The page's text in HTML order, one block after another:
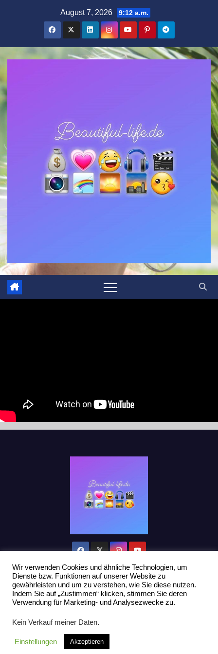
August 7, 2026 9:12 a.m.
Stolz präsentiert von WordPress|Theme: Newsup vonThemeansar
Home Datenschutzerklärung
Toplisten:
Wir verwenden Cookies und ähnliche Technologien, um
Dienste bzw. Funktionen auf unserer Website zu
gewährleisten und um zu verstehen, wie Sie diese nutzen.
Indem Sie auf „Zustimmen“ klicken, stimmen Sie deren
Verwendung für Marketing- und Analysezwecke zu.
Kein Verkauf meiner Daten.
Einstellungen Akzeptieren